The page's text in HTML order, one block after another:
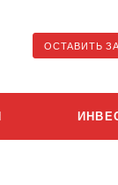
ОСТАВИТЬ